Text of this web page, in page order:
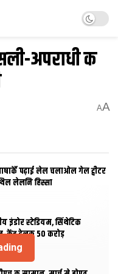
अपराधी क
AA
पढ़ाई लेल चलाओल गेल ट्वीटर
लेलनि हिस्सा
इंडोर स्‍टेडि‍यम, सिंथेटिक
केंद्र देलक 50 करोड़